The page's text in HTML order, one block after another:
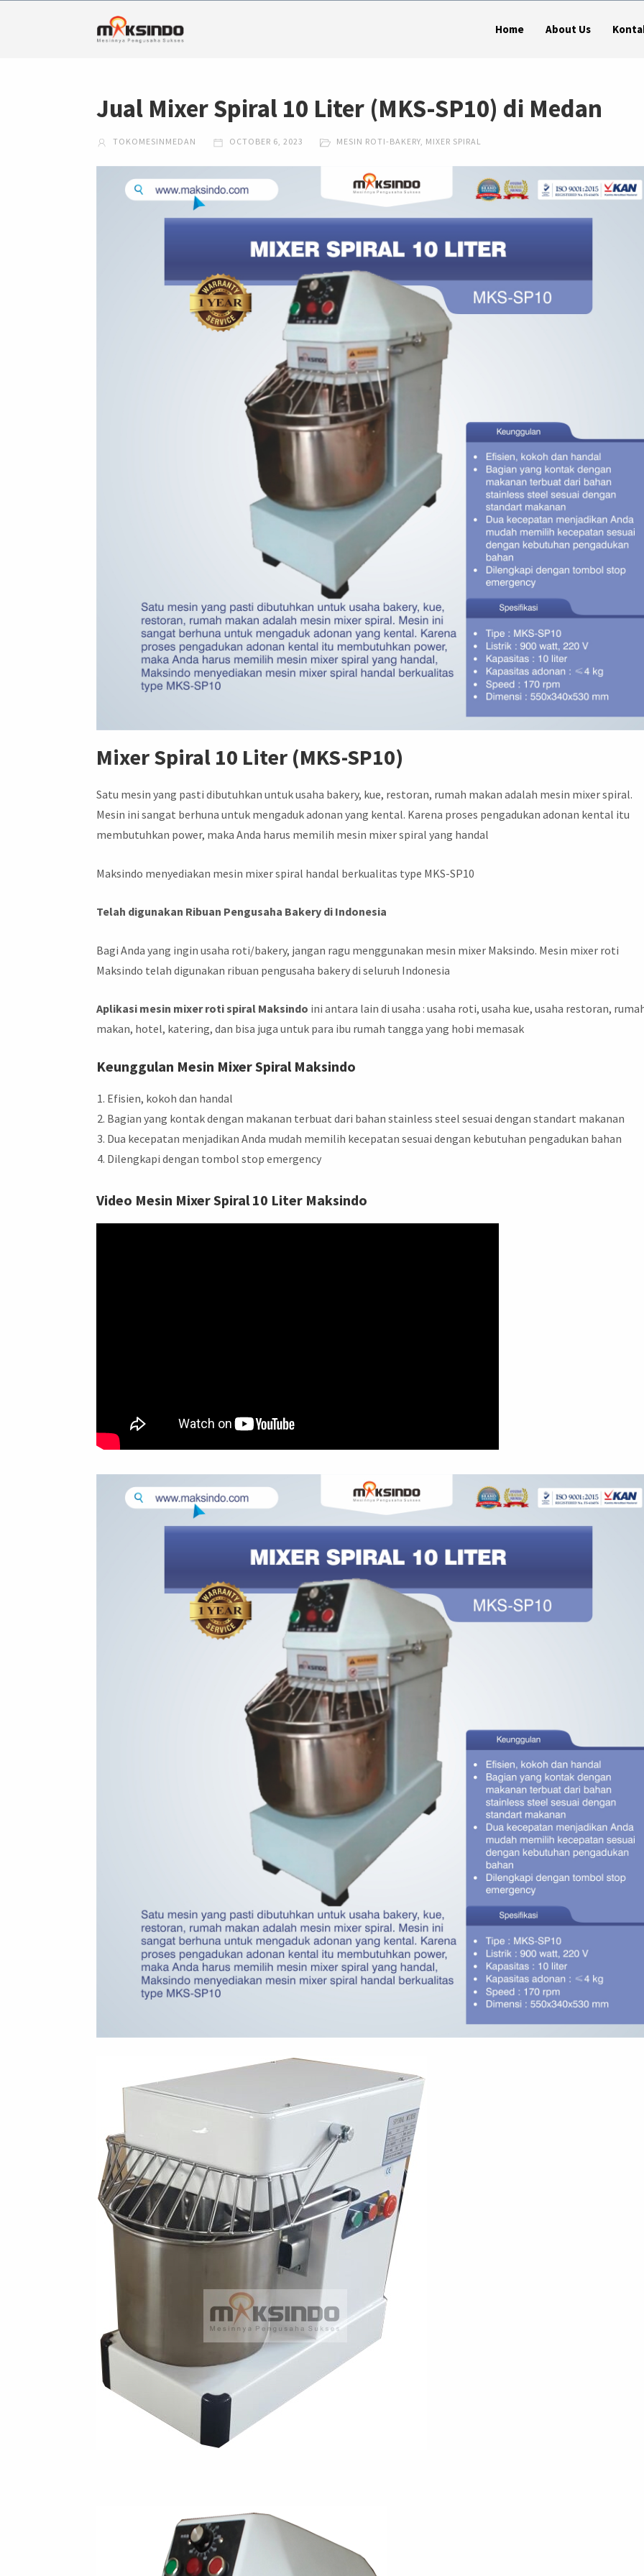
Home About Us
Jual Mixer Spiral 10 Liter (MKS-SP10) di Medan
TOKOMESINMEDAN OCTOBER 6, 2023 MESIN ROTI-BAKERY, MIXER SPIRAL
Mixer Spiral 10 Liter (MKS-SP10)
Satu mesin yang pasti dibutuhkan untuk usaha bakery, kue, restoran, rumah makan adalah mesin mixer spiral.
Mesin ini sangat berhuna untuk mengaduk adonan yang kental. Karena proses pengadukan adonan kental itu
membutuhkan power, maka Anda harus memilih mesin mixer spiral yang handal
Maksindo menyediakan mesin mixer spiral handal berkualitas type MKS-SP10
Telah digunakan Ribuan Pengusaha Bakery di Indonesia
Bagi Anda yang ingin usaha roti/bakery, jangan ragu menggunakan mesin mixer Maksindo. Mesin mixer roti
Maksindo telah digunakan ribuan pengusaha bakery di seluruh Indonesia
Aplikasi mesin mixer roti spiral Maksindo ini antara lain di usaha : usaha roti, usaha kue, usaha restoran,
makan, hotel, katering, dan bisa juga untuk para ibu rumah tangga yang hobi memasak
Keunggulan Mesin Mixer Spiral Maksindo
Efisien, kokoh dan handal
Bagian yang kontak dengan makanan terbuat dari bahan stainless steel sesuai dengan standart makanan
Dua kecepatan menjadikan Anda mudah memilih kecepatan sesuai dengan kebutuhan pengadukan bahan
Dilengkapi dengan tombol stop emergency
Video Mesin Mixer Spiral 10 Liter Maksindo